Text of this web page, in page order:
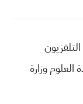
العلوم وزارة